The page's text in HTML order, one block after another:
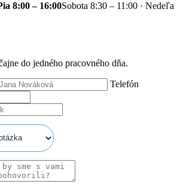
8:00 – 16:00Sobota 8:30 – 11:00 · Nedeľa
do jedného pracovného dňa.
Telefón